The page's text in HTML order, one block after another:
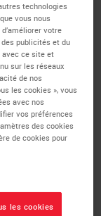
from the
Dynamics
in
a Distinguished
building high-
of chaos and
reviewed
technologies
vous nous
votre
publicités et du
avec ce site et
sur les réseaux
de nos
les cookies », vous
avec nos
vos préférences
des cookies
de cookies pour
les cookies